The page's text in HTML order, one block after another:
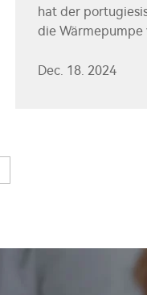
hat der
die Wärmepumpe
Verpackung
Dec. 18. 2024